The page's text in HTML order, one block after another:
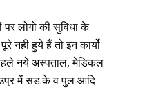
पर लोगो की सुविधा के
नही हुये हैं तो इन कार्यो
नये अस्पताल, मेडिकल
उप्र में सड.के व पुल आदि